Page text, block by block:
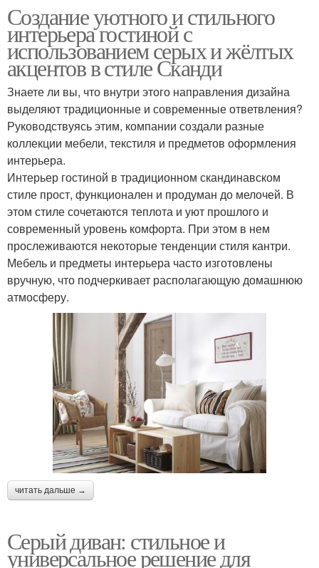
Создание уютного и стильного
интерьера гостиной с
использованием серых и жёлтых
акцентов в стиле Сканди
Знаете ли вы, что внутри этого направления дизайна
выделяют традиционные и современные ответвления?
Руководствуясь этим, компании создали разные
коллекции мебели, текстиля и предметов оформления
интерьера.
Интерьер гостиной в традиционном скандинавском
стиле прост, функционален и продуман до мелочей. В
этом стиле сочетаются теплота и уют прошлого и
современный уровень комфорта. При этом в нем
прослеживаются некоторые тенденции стиля кантри.
Мебель и предметы интерьера часто изготовлены
вручную, что подчеркивает располагающую домашнюю
атмосферу.
читать дальше →
Серый диван: стильное и
универсальное решение для